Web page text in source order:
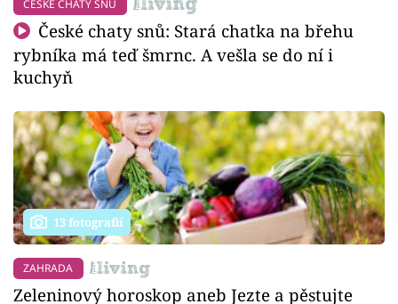
ČESKÉ CHATY SNŮ
České chaty snů: Stará chatka na břehu
rybníka má teď šmrnc. A vešla se do ní i
kuchyň
13 fotografií
ZAHRADA
Zeleninový horoskop aneb Jezte a pěstujte